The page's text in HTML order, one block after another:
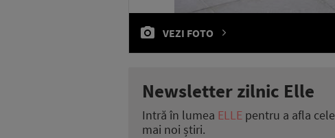
VEZI FOTO
Newsletter zilnic Elle
Intră în lumea ELLE pentru a afla cele
mai noi știri.